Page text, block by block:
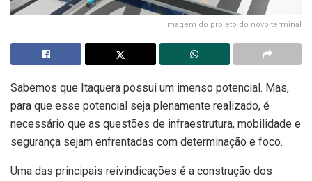
Imagem do projeto do novo terminal
Sabemos que Itaquera possui um imenso potencial. Mas,
para que esse potencial seja plenamente realizado, é
necessário que as questões de infraestrutura, mobilidade e
segurança sejam enfrentadas com determinação e foco.
Uma das principais reivindicações é a construção dos